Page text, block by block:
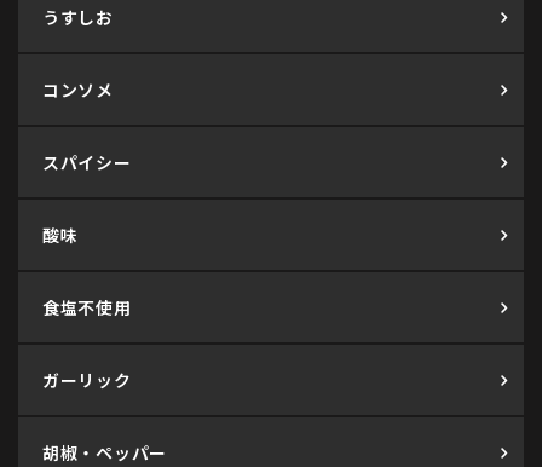
うすしお
コンソメ
スパイシー
酸味
食塩不使用
ガーリック
胡椒・ペッパー